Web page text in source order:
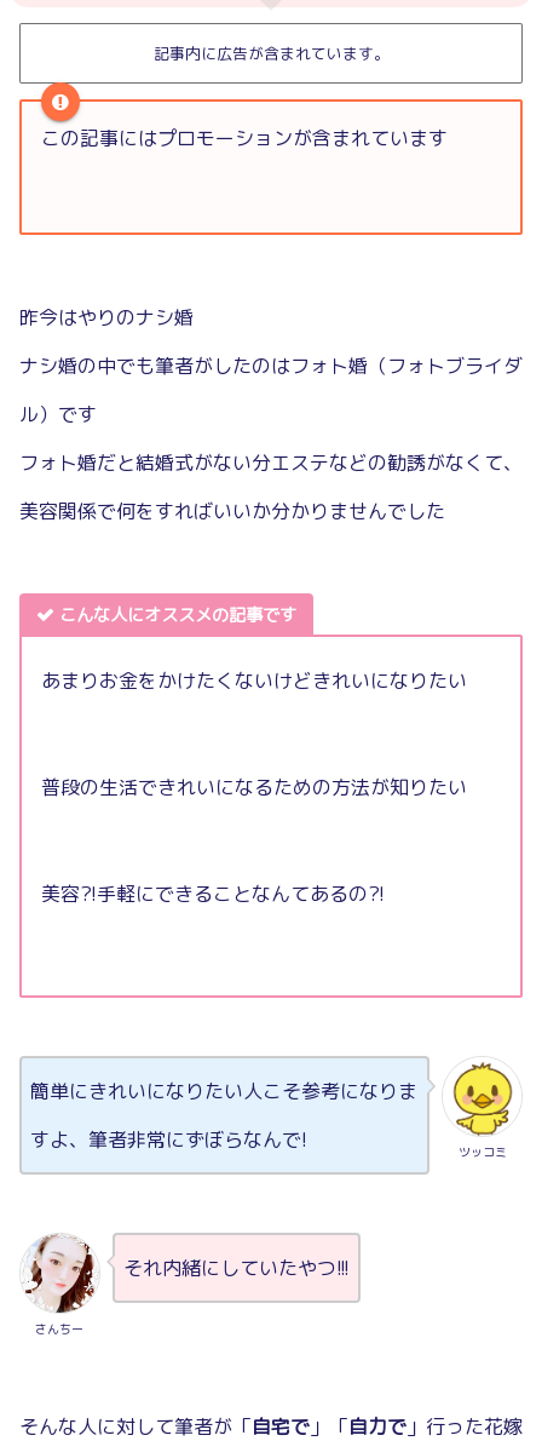
記事内に広告が含まれています。
この記事にはプロモーションが含まれています
昨今はやりのナシ婚
ナシ婚の中でも筆者がしたのはフォト婚（フォトブライダ
ル）です
フォト婚だと結婚式がない分エステなどの勧誘がなくて、
美容関係で何をすればいいか分かりませんでした
こんな人にオススメの記事です
あまりお金をかけたくないけどきれいになりたい
普段の生活できれいになるための方法が知りたい
美容?!手軽にできることなんてあるの?!
ツッコミ
簡単にきれいになりたい人こそ参考になりま
すよ、筆者非常にずぼらなんで!
さんちー
それ内緒にしていたやつ!!!
そんな人に対して筆者が「自宅で 」「自力で 」行った花嫁